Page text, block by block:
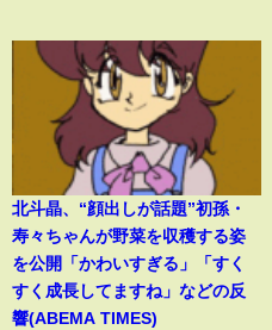
北斗晶、“顔出しが話題”初孫・
寿々ちゃんが野菜を収穫する姿
を公開「かわいすぎる」「すく
すく成長してますね」などの反
響(ABEMA TIMES)